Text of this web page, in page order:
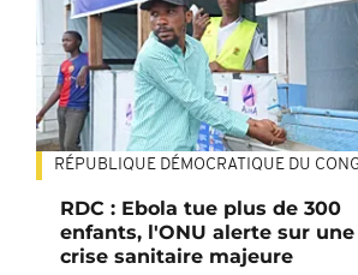
RÉPUBLIQUE DÉMOCRATIQUE DU
RDC : Ebola tue plus de 300
enfants, l'ONU alerte sur une
crise sanitaire majeure